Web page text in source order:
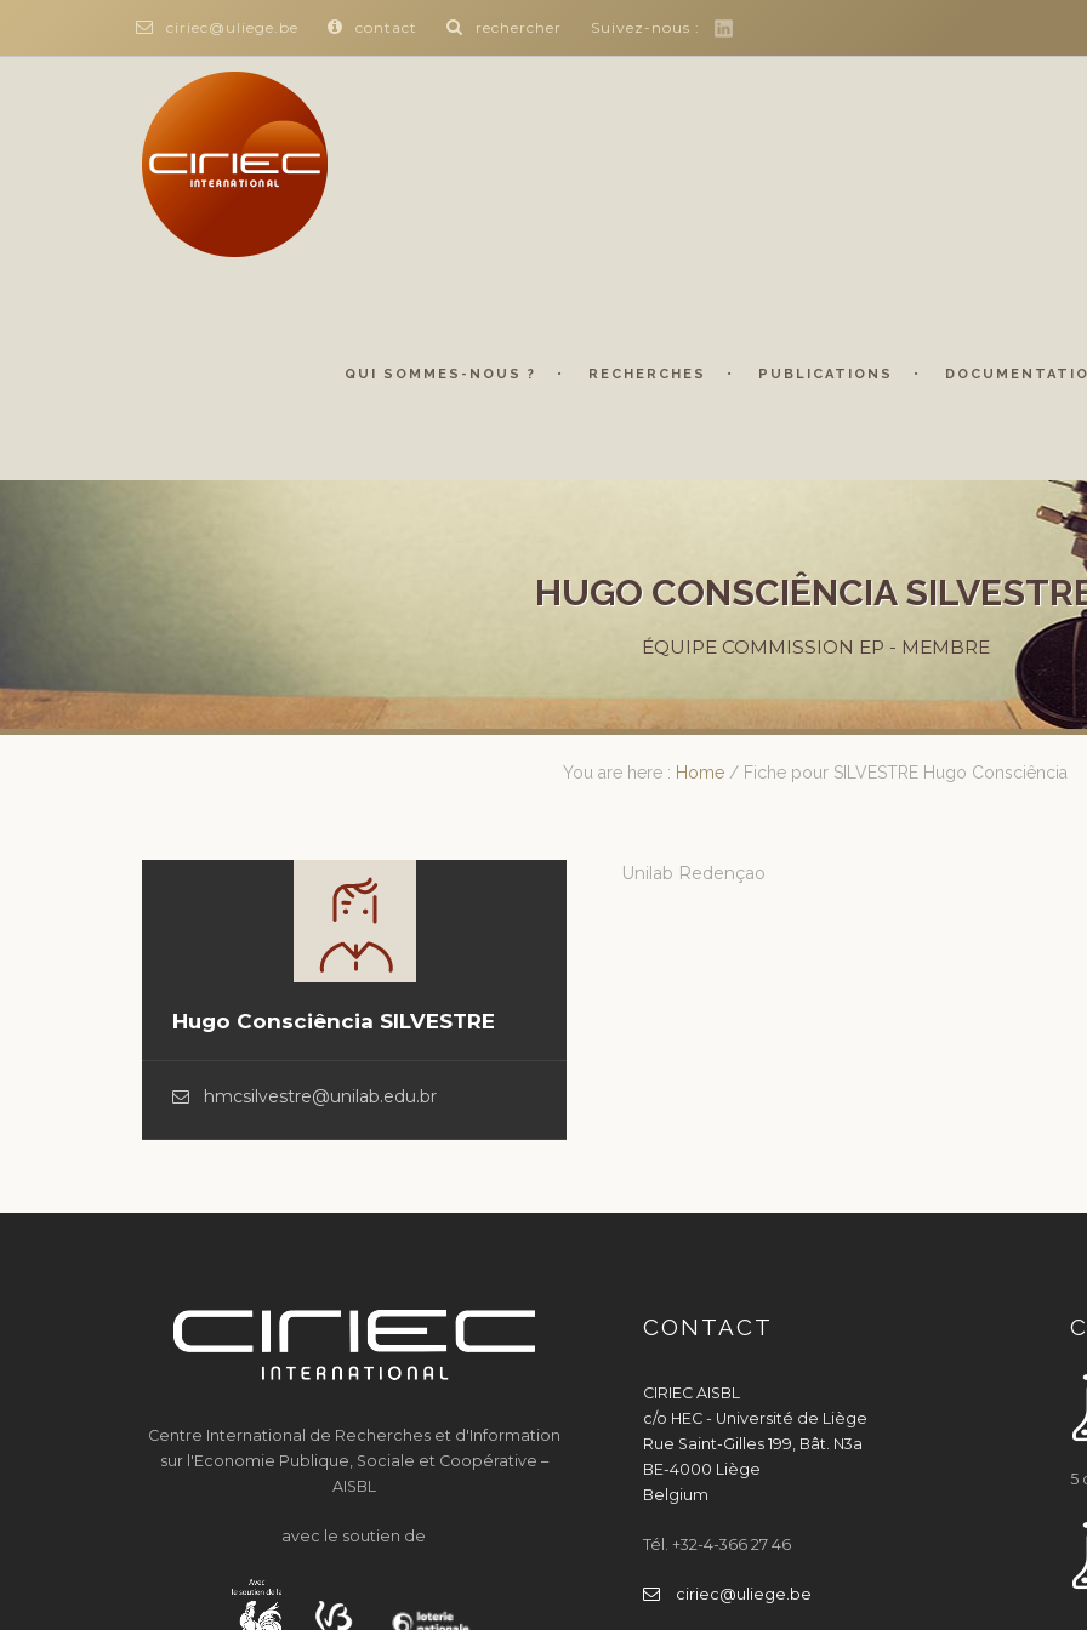
ciriec@uliege.be contact rechercher Suivez-nous :
QUI SOMMES-NOUS ? RECHERCHES PUBLICATIONS
HUGO CONSCIÊNCIA
ÉQUIPE COMMISSION EP - MEMBRE
You are here : Home / Fiche pour SILVESTRE Hugo Consciência
Hugo Consciência SILVESTRE
hmcsilvestre@unilab.edu.br
Unilab Redençao
Centre International de Recherches et d'Information
sur l'Economie Publique, Sociale et Coopérative –
AISBL
avec le soutien de
CONTACT
CIRIEC AISBL
c/o HEC - Université de Liège
Rue Saint-Gilles 199, Bât. N3a
BE-4000 Liège
Belgium
Tél. +32-4-366 27 46
ciriec@uliege.be
5